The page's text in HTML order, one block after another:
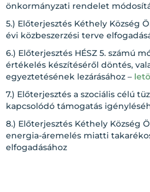
önkormányzati rendelet
5.) Előterjesztés Kéthely Község
évi közbeszerzési terve
6.) Előterjesztés HÉSZ 5. számú
értékelés készítéséről döntés,
egyeztetésének lezárásához –
7.) Előterjesztés a szociális célú
kapcsolódó támogatás
8.) Előterjesztés Kéthely Község
energia-áremelés miatti
elfogadásához